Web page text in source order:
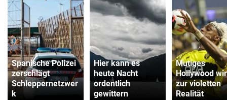
Spanische Polizei
zerschlägt
Schleppernetzwer
k
Hier kann es
heute Nacht
ordentlich
gewittern
Mutiges
Hollywood
zur violetten
Realität